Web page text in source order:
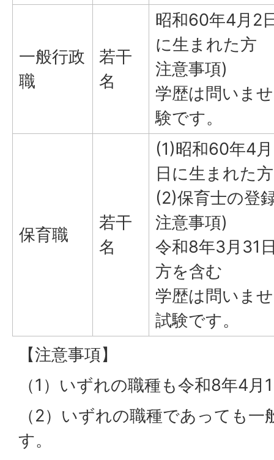
一般行政
職
若干
名
昭和60年4月2
に生まれた方
注意事項)
学歴は問いま
験です。
保育職
若干
名
(1)昭和60年4
日に生まれた方
(2)保育士の登
注意事項)
令和8年3月31
方を含む
学歴は問いま
試験です。
【注意事項】
（1）いずれの職種も令和8年4
（2）いずれの職種であっても
す。